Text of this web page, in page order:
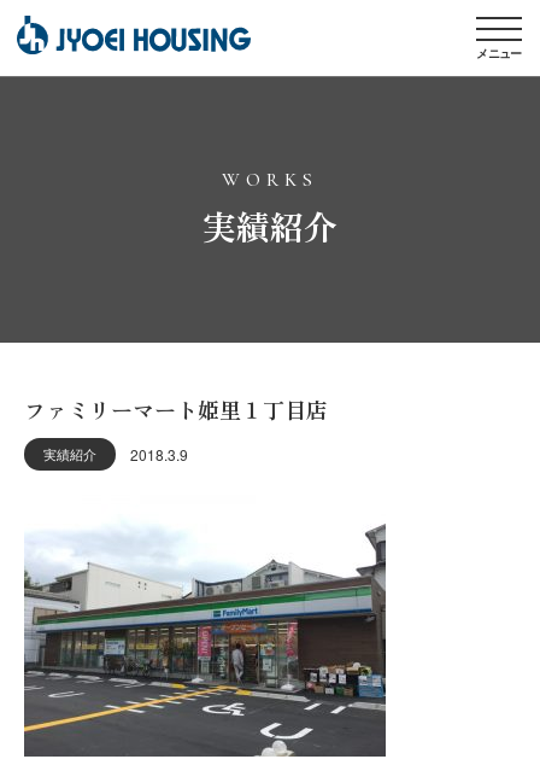
メニュー
WORKS
実績紹介
ファミリーマート姫里１丁目店
実績紹介 2018.3.9